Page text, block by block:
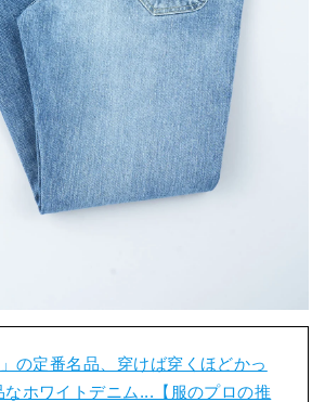
」の定番名品、穿けば穿くほどかっ
なホワイトデニム...【服のプロの推